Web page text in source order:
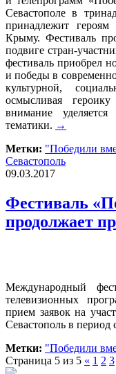
Севастополе в
принадлежит
Крыму. Фестиваль
подвиге стран-
фестиваль приобрел
и победы в
культурной,
осмысливая
внимание
тематики. →
Метки: "Победили
Севастополь
09.03.2017
Фестиваль
продолжает
Международный
телевизионных
прием заявок на
Севастополь в период
Метки: "Победили
Страница 5 из 5 « 1 2 3